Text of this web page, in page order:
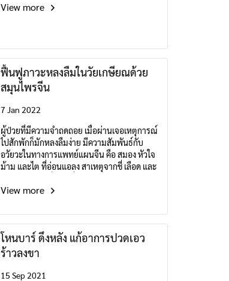
View more
ฟื้นฟูภาวะหลงลืมในวัยเกษียณด้วย
สมุนไพรจีน
7 Jan 2022
ผู้ป่วยที่มีความจำถดถอย เมื่อผ่านเจอเหตุการณ์
ไปสักพักก็มักหลงลืมง่าย มีความสัมพันธ์กับ
อวัยวะในทางการแพทย์แผนจีน คือ สมอง หัวใจ
ม้าม และไต ที่อ่อนแอลง สาเหตุจากชี่ เลือด และ
รบกวนส่วนบนทำให้สมองขาดการหล่อเลี้ยงที่ดี
View more
โหนบาร์ ดึงหลัง แก้อาการปวดเอว
ร้าวลงขา
15 Sep 2021